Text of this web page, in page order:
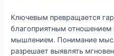
Ключевым превращается
благоприятным отношением
мышлением. Понимание
разрешает выявлять